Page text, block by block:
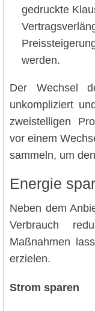
gedruckte
werden.
Der Wechsel
unkompliziert
zweistelligen
vor einem
sammeln, um
Energie
Neben dem
Verbrauch
Maßnahmen
erzielen.
Strom sparen